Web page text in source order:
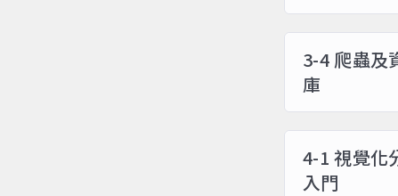
3-4 爬蟲及
庫
4-1 視覺
入門